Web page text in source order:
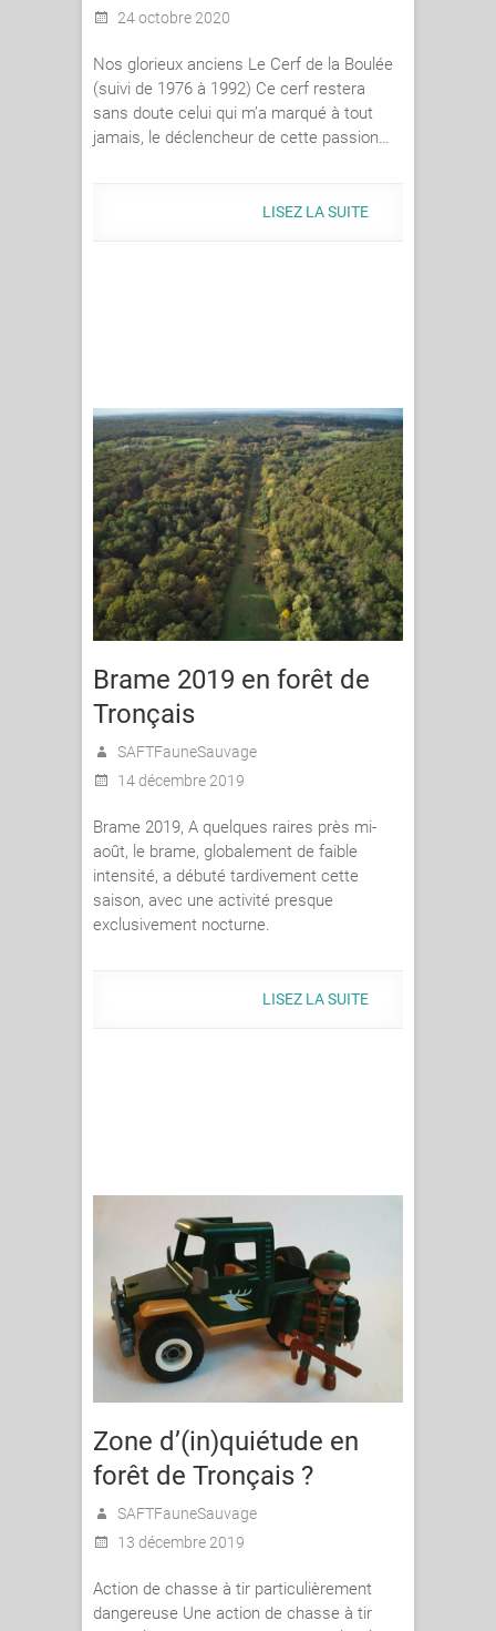
24 octobre 2020
Nos glorieux anciens Le Cerf de la Boulée
(suivi de 1976 à 1992) Ce cerf restera
sans doute celui qui m’a marqué à tout
jamais, le déclencheur de cette passion…
LISEZ LA SUITE
Brame 2019 en forêt de
Tronçais
SAFTFauneSauvage
14 décembre 2019
Brame 2019, A quelques raires près mi-
août, le brame, globalement de faible
intensité, a débuté tardivement cette
saison, avec une activité presque
exclusivement nocturne.
LISEZ LA SUITE
Zone d’(in)quiétude en
forêt de Tronçais ?
SAFTFauneSauvage
13 décembre 2019
Action de chasse à tir particulièrement
dangereuse Une action de chasse à tir